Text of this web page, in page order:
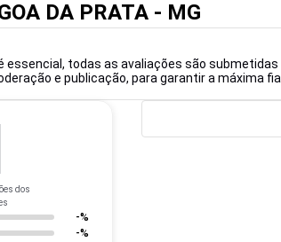
DA PRATA - MG
essencial, todas as avaliações são
e publicação, para garantir a máxima
dos
-%
-%